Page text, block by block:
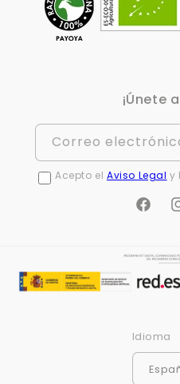
¡Únete
Correo
Acepto el Aviso Legal y
Idioma